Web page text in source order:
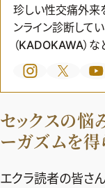
最新号試し読み
珍しい性交痛外来
ンライン診断してい
（KADOKAWA）
セックスの悩
ーガズムを得
エクラ読者の皆さ